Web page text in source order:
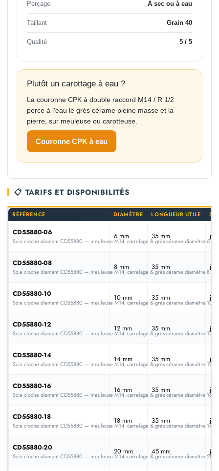
Perçage À sec ou à eau
Taillant Grain 40
Qualité 5 / 5
Plutôt un carottage à eau ?
La couronne CPK à double raccord M14 / R 1/2
perce à l'eau le grès cérame pleine masse et la
pierre, sur meuleuse ou carotteuse.
Couronne CPK à eau
📋 TARIFS ET DISPONIBILITÉS
RÉFÉRENCE DIAMÉTRE LONGUEUR UTILE
CD55880-06
Scie cloche diamant CD55880 — meuleuse M14, carrelage & grès cérame diamètre 6
6 mm 35 mm
CD55880-08
Scie cloche diamant CD55880 — meuleuse M14, carrelage & grès cérame diamètre 8
8 mm 35 mm
CD55880-10
Scie cloche diamant CD55880 — meuleuse M14, carrelage & grès cérame diamètre 10
10 mm 35 mm
CD55880-12
Scie cloche diamant CD55880 — meuleuse M14, carrelage & grès cérame diamètre 12
12 mm 35 mm
CD55880-14
Scie cloche diamant CD55880 — meuleuse M14, carrelage & grès cérame diamètre 14
14 mm 35 mm
CD55880-16
Scie cloche diamant CD55880 — meuleuse M14, carrelage & grès cérame diamètre 16
16 mm 35 mm
CD55880-18
Scie cloche diamant CD55880 — meuleuse M14, carrelage & grès cérame diamètre 18
18 mm 35 mm
CD55880-20
Scie cloche diamant CD55880 — meuleuse M14, carrelage & grès cérame diamètre 20
20 mm 45 mm